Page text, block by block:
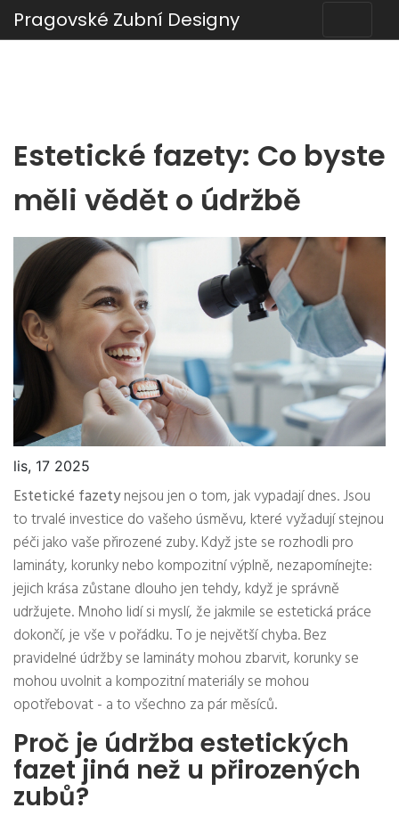
Pragovské Zubní Designy
Estetické fazety: Co byste
měli vědět o údržbě
lis, 17 2025
Estetické fazetynejsou jen o tom, jak vypadají dnes. Jsou
to trvalé investice do vašeho úsměvu, které vyžadují stejnou
péči jako vaše přirozené zuby. Když jste se rozhodli pro
lamináty, korunky nebo kompozitní výplně, nezapomínejte:
jejich krása zůstane dlouho jen tehdy, když je správně
udržujete. Mnoho lidí si myslí, že jakmile se estetická práce
dokončí, je vše v pořádku. To je největší chyba. Bez
pravidelné údržby se lamináty mohou zbarvit, korunky se
mohou uvolnit a kompozitní materiály se mohou
opotřebovat - a to všechno za pár měsíců.
Proč je údržba estetických
fazet jiná než u přirozených
zubů?